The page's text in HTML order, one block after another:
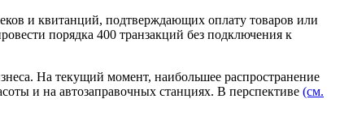
и квитанций, подтверждающих оплату товаров или
порядка 400 транзакций без подключения к
На текущий момент, наибольшее распространение
и на автозаправочных станциях. В перспективе (см.